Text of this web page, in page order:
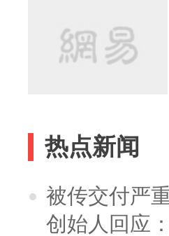
热点新闻
被传交付严
创始人回应